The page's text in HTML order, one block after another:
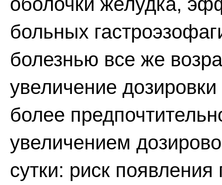
больных
болезнью все же
увеличение
более
увеличением
сутки: риск